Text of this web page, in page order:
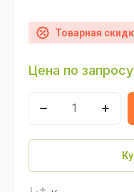
Товарная
Цена по запросу